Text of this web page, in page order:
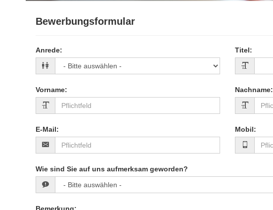
Bewerbungsformular
Anrede: Titel:
Vorname: Nachname:
E-Mail: Mobil:
Wie sind Sie auf uns aufmerksam geworden?